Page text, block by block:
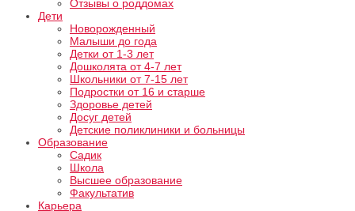
Отзывы о роддомах
Дети
Новорожденный
Малыши до года
Детки от 1-3 лет
Дошколята от 4-7 лет
Школьники от 7-15 лет
Подростки от 16 и старше
Здоровье детей
Досуг детей
Детские поликлиники и больницы
Образование
Садик
Школа
Высшее образование
Факультатив
Карьера